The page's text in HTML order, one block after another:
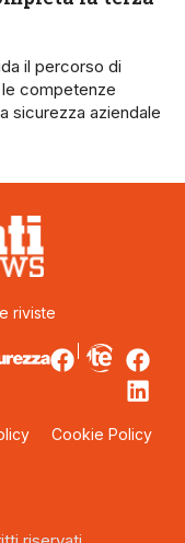
il percorso di
competenze
sicurezza aziendale
riviste
Cookie Policy